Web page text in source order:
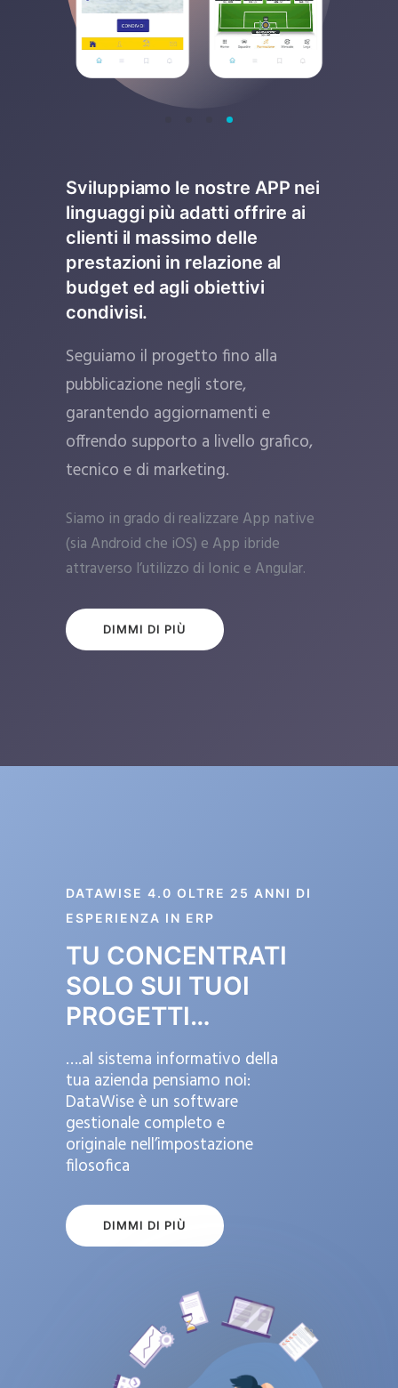
Sviluppiamo le nostre APP nei
linguaggi più adatti offrire ai
clienti il massimo delle
prestazioni in relazione al
budget ed agli obiettivi
condivisi.
Seguiamo il progetto fino alla
pubblicazione negli store,
garantendo aggiornamenti e
offrendo supporto a livello grafico,
tecnico e di marketing.
Siamo in grado di realizzare App native
(sia Android che iOS) e App ibride
attraverso l’utilizzo di Ionic e Angular.
DIMMI DI PIÙ
DATAWISE 4.0 OLTRE 25 ANNI DI
ESPERIENZA IN ERP
TU CONCENTRATI
SOLO SUI TUOI
PROGETTI…
….al sistema informativo della
tua azienda pensiamo noi:
DataWise è un software
gestionale completo e
originale nell’impostazione
filosofica
DIMMI DI PIÙ